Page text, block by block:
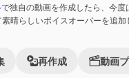
で独自の動画を作成したら、今度
晴らしいボイスオーバーを追加
再作成 動画